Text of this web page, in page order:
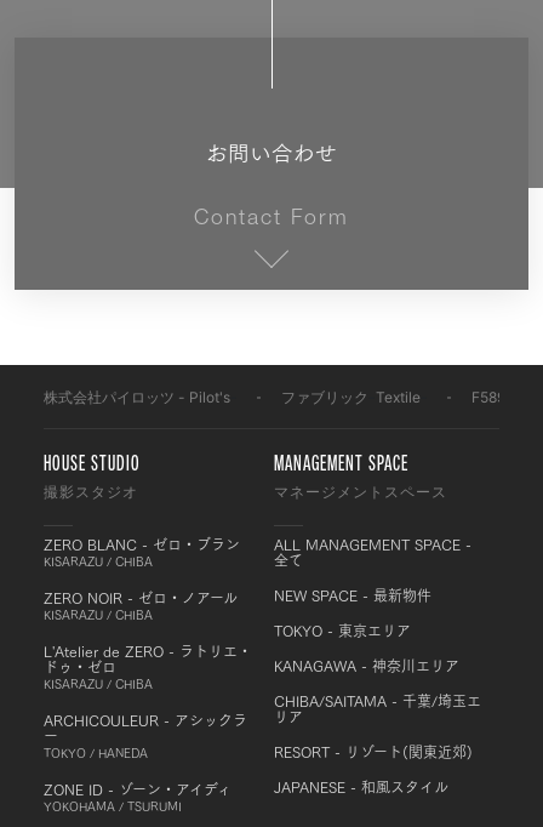
お問い合わせ
Contact Form
株式会社パイロッツ - Pilot's ファブリック Textile F589
HOUSE STUDIO
撮影スタジオ
ZERO BLANC - ゼロ・ブラン
KISARAZU / CHIBA
ZERO NOIR - ゼロ・ノアール
KISARAZU / CHIBA
L'Atelier de ZERO - ラトリエ・
ドゥ・ゼロ
KISARAZU / CHIBA
ARCHICOULEUR - アシックラ
ー
TOKYO / HANEDA
ZONE ID - ゾーン・アイディ
YOKOHAMA / TSURUMI
MANAGEMENT SPACE
マネージメントスペース
ALL MANAGEMENT SPACE -
全て
NEW SPACE - 最新物件
TOKYO - 東京エリア
KANAGAWA - 神奈川エリア
CHIBA/SAITAMA - 千葉/埼玉エ
リア
RESORT - リゾート(関東近郊)
JAPANESE - 和風スタイル